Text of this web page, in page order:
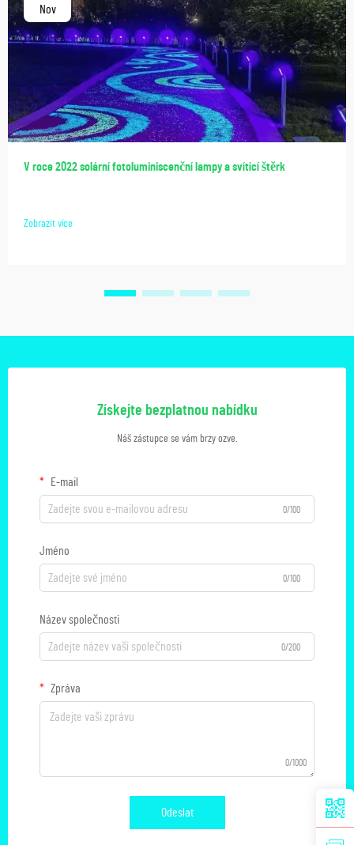
Nov
V roce 2022 solární fotoluminiscenční lampy a svítící štěrk
Zobrazit více
Získejte bezplatnou nabídku
Náš zástupce se vám brzy ozve.
E-mail
0/100
Jméno
0/100
Název společnosti
0/200
Zpráva
0/1000
Odeslat